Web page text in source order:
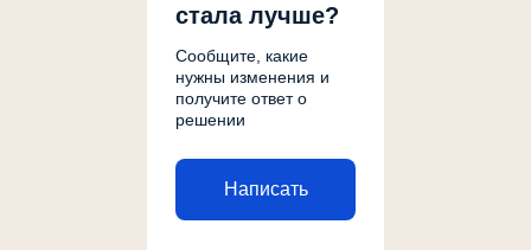
стала лучше?
Сообщите, какие
нужны изменения и
получите ответ о
решении
Написать